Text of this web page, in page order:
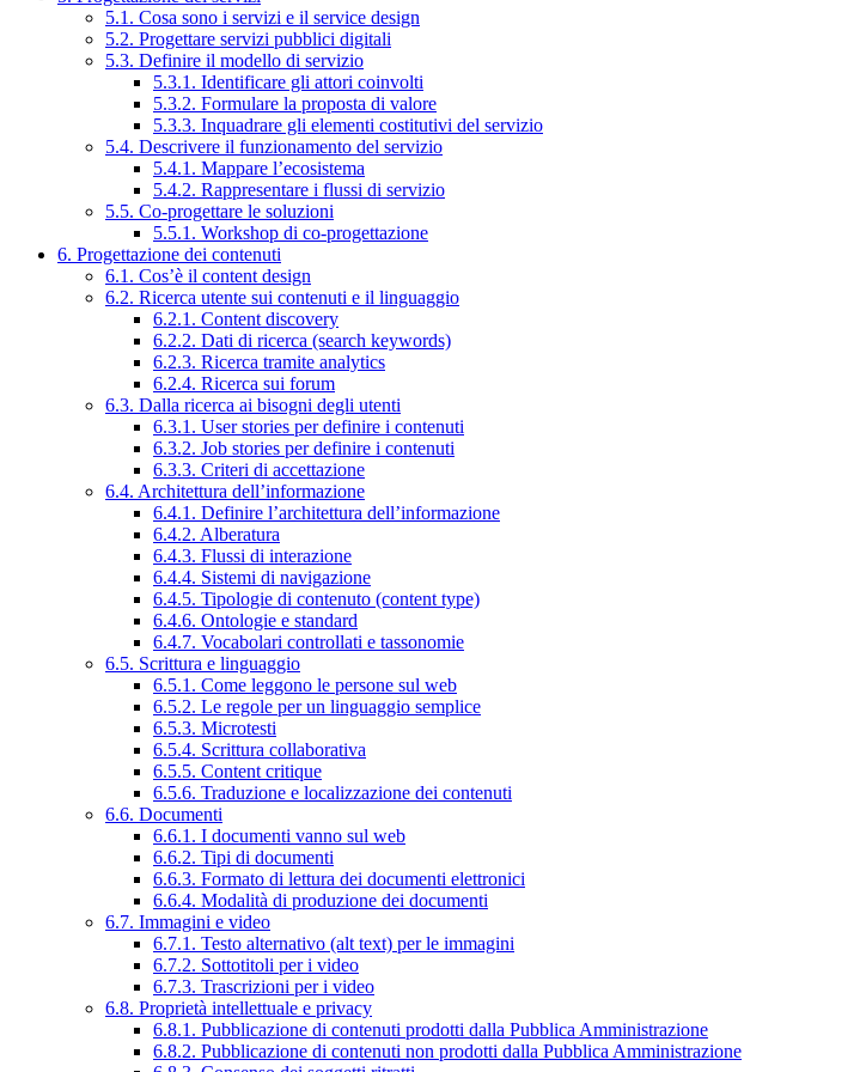
5.1. Cosa sono i servizi e il service design
5.2. Progettare servizi pubblici digitali
5.3. Definire il modello di servizio
5.3.1. Identificare gli attori coinvolti
5.3.2. Formulare la proposta di valore
5.3.3. Inquadrare gli elementi costitutivi del servizio
5.4. Descrivere il funzionamento del servizio
5.4.1. Mappare l’ecosistema
5.4.2. Rappresentare i flussi di servizio
5.5. Co-progettare le soluzioni
5.5.1. Workshop di co-progettazione
6. Progettazione dei contenuti
6.1. Cos’è il content design
6.2. Ricerca utente sui contenuti e il linguaggio
6.2.1. Content discovery
6.2.2. Dati di ricerca (search keywords)
6.2.3. Ricerca tramite analytics
6.2.4. Ricerca sui forum
6.3. Dalla ricerca ai bisogni degli utenti
6.3.1. User stories per definire i contenuti
6.3.2. Job stories per definire i contenuti
6.3.3. Criteri di accettazione
6.4. Architettura dell’informazione
6.4.1. Definire l’architettura dell’informazione
6.4.2. Alberatura
6.4.3. Flussi di interazione
6.4.4. Sistemi di navigazione
6.4.5. Tipologie di contenuto (content type)
6.4.6. Ontologie e standard
6.4.7. Vocabolari controllati e tassonomie
6.5. Scrittura e linguaggio
6.5.1. Come leggono le persone sul web
6.5.2. Le regole per un linguaggio semplice
6.5.3. Microtesti
6.5.4. Scrittura collaborativa
6.5.5. Content critique
6.5.6. Traduzione e localizzazione dei contenuti
6.6. Documenti
6.6.1. I documenti vanno sul web
6.6.2. Tipi di documenti
6.6.3. Formato di lettura dei documenti elettronici
6.6.4. Modalità di produzione dei documenti
6.7. Immagini e video
6.7.1. Testo alternativo (alt text) per le immagini
6.7.2. Sottotitoli per i video
6.7.3. Trascrizioni per i video
6.8. Proprietà intellettuale e privacy
6.8.1. Pubblicazione di contenuti prodotti dalla Pubblica Amministrazione
6.8.2. Pubblicazione di contenuti non prodotti dalla Pubblica Amministrazione